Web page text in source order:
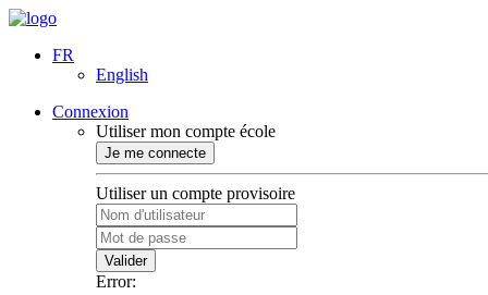
FR
English
Connexion
Utiliser mon compte école
Je me connecte
Utiliser un compte provisoire
Valider
Error: